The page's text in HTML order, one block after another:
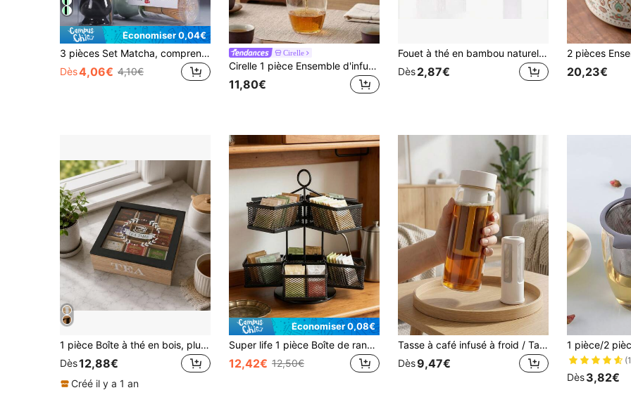
Économiser 0,04€
3 pièces Set Matcha, comprenant un fouet en bambou, une cuillère à thé, un bol en céramique. Ustensiles de thé traditionnels, outils de préparation du thé pour la maison. Set de thé, cadeau d'anniversaire pour les amateurs de matcha et de thé
Dès4,06€ 4,10€
Cirelle
Cirelle 1 pièce Ensemble d'infuseur à thé suspendu en forme de parapluie avec base en bois & support en fer, passoire à thé en céramique rétro pour feuilles de thé en vrac, machine à thé suspendue élégante pour la cérémonie du thé à la maison, décoration de bureau artistique unique, cadeau pour les amateurs de thé & utilisation quotidienne
11,80€
Fouet à thé en bambou naturel Chasen pour préparer la poudre de matcha, outil brosse, set de fouets à matcha, set de thé, fouet à matcha, bol à matcha, rentrée scolaire
Dès2,87€ 20,23€
1 pièce Boîte à thé en bois, plusieurs tailles disponibles, boîte de rangement à compartiments pour sachets de thé, récipient multifonctionnel pour sachets de café, boîte de rangement de bureau à couvercle transparent rabattable pour sachets de thé et feuilles de thé, boîte organisatrice à 9/4 compartiments pour café, collations et sachets de thé, récipient de rangement pour bonbons, décoration créative pour la maison, boîte de rangement en bois avec couvercle en verre transparent, noir/blanc
Dès12,88€
Créé il y a 1 an
Économiser 0,08€
Super life 1 pièce Boîte de rangement en métal, Boîte organisatrice avec séparateur pour sachets de thé, Boîte de rangement alimentaire compartimentée, Convient pour le garde-manger, la cuisine, le réfrigérateur, le placard, Peut stocker les sachets d'assaisonnement, les sachets de collations, etc.
12,42€ 12,50€
Tasse à café infusé à froid / Tasse à thé infusé / Tasse à fruits infusés. Le choix parfait pour l'été, rafraîchissant et frais. Filtre en maille ultra-fine. Style de design minimaliste, élégant et haut de gamme. Fabriqué en verre borosilicaté épaissi et en plastique polypropylène. Spécifiquement conçu pour le café infusé à froid, convient également pour préparer du thé infusé à froid, des boissons aux fruits infusés, etc., applicable aux boissons froides et chaudes. Conception à couvercle à vis, étanche lorsqu'il est retourné, facile à mettre dans un sac à dos ou un sac à main - profitez de boissons fraîches infusées à froid n'importe quand, n'importe où.
Dès9,47€
Dès3,82€